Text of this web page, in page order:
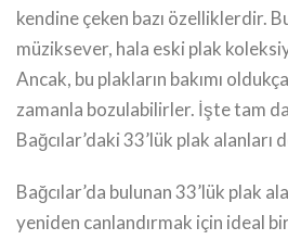
kendine çeken bazı özelliklerdir.
müziksever, hala eski plak
Ancak, bu plakların bakımı
zamanla bozulabilirler. İşte tam
Bağcılar’daki 33’lük plak
Bağcılar’da bulunan 33’lük plak
yeniden canlandırmak için ideal